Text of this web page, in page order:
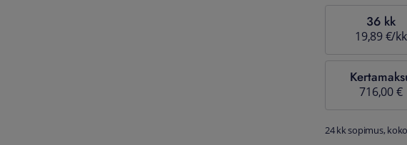
36 kk
19,89 €/kk
716,00 €
24 kk sopimus,